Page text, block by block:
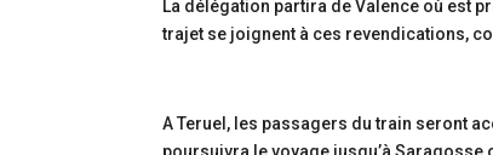
La délégation partira de Valence où est
trajet se joignent à ces revendications,
A Teruel, les passagers du train seront